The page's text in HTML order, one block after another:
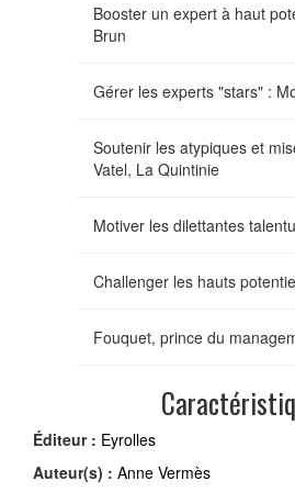
Booster un expert à haut
Brun
Gérer les experts "stars" :
Soutenir les atypiques et
Vatel, La Quintinie
Motiver les dilettantes
Challenger les hauts
Fouquet, prince du
Éditeur : Eyrolles
Auteur(s) : Anne Vermès